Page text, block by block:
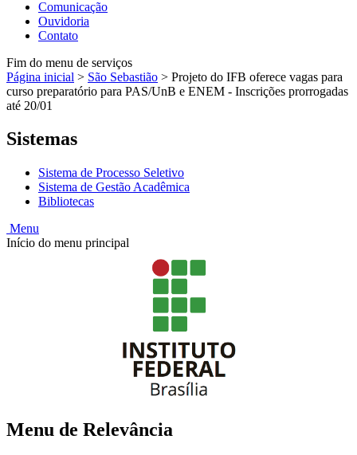
Comunicação
Ouvidoria
Contato
Fim do menu de serviços
Página inicial > São Sebastião > Projeto do IFB oferece vagas para
curso preparatório para PAS/UnB e ENEM - Inscrições prorrogadas
até 20/01
Sistemas
Sistema de Processo Seletivo
Sistema de Gestão Acadêmica
Bibliotecas
Menu
Início do menu principal
Menu de Relevância